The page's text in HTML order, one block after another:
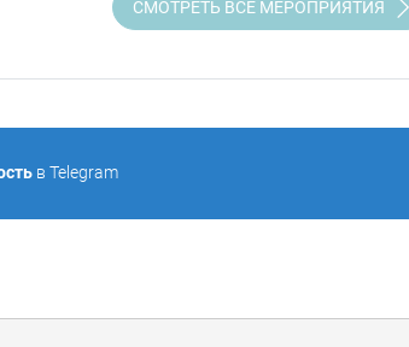
СМОТРЕТЬ ВСЕ МЕРОПРИЯТИЯ
в Telegram